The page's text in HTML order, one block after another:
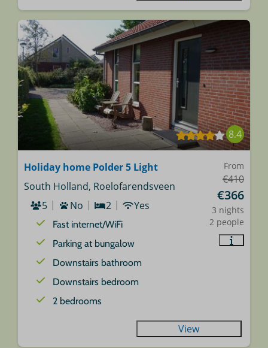
8.4
From
€410
€366
3 nights
2 people
Holiday home Polder 5 Light
South Holland, Roelofarendsveen
5
No 2 Yes
Fast internet/WiFi
Parking at bungalow
Downstairs bathroom
Downstairs bedroom
2 bedrooms
View